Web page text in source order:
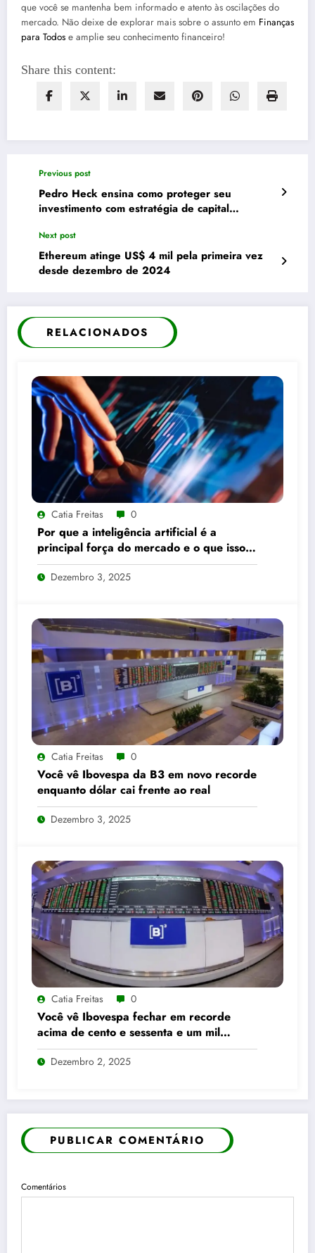
que você se mantenha bem informado e atento às oscilações do
mercado. Não deixe de explorar mais sobre o assunto em Finanças
para Todos e amplie seu conhecimento financeiro!
Share this content:
Previous post
Pedro Heck ensina como proteger seu
investimento com estratégia de capital
Next post
Ethereum atinge US$ 4 mil pela primeira vez
desde dezembro de 2024
RELACIONADOS
Catia Freitas 0
Por que a inteligência artificial é a
principal força do mercado e o que isso
significa para seus investimentos
Dezembro 3, 2025
Catia Freitas 0
Você vê Ibovespa da B3 em novo recorde
enquanto dólar cai frente ao real
Dezembro 3, 2025
Catia Freitas 0
Você vê Ibovespa fechar em recorde
acima de cento e sessenta e um mil
pontos enquanto dólar recua para cinco
reais e trinta e três centavos
Dezembro 2, 2025
PUBLICAR COMENTÁRIO
Comentários